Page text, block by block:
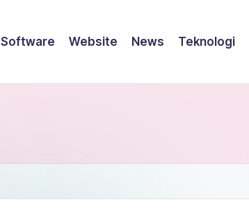
Software Website News Teknologi